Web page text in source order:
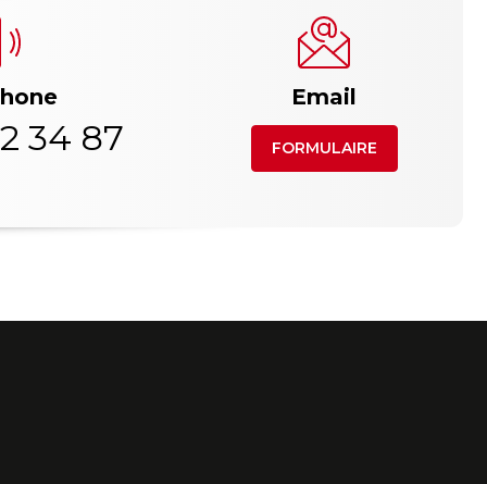
34 87
Email
FORMULAIRE